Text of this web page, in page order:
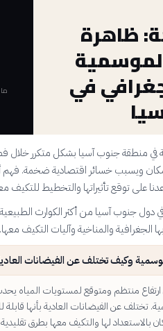
ظاهرة
في
في منطقة جنوب آسيا بشكل متكرر خلال
ويسبب خسائر اقتصادية ضخمة. فهم
على توقع تأثيراتها والتخطيط للتكيف
دول جنوب آسيا من أكثر الكوارث الطبيعية
الجغرافية والمناخية وآليات التكيف معها.
وكيف تختلف عن الفيضانات
منتظم ومتوقع لمستويات المياه
تختلف عن الفيضانات العادية بأنها قابلة
لها والتكيف معها بطرق